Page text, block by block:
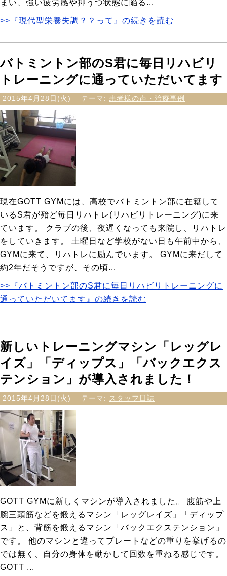
まい、強い疲労感や抑うつ状態に陥る...
>>『現代型栄養失調？？って』の続きを読む
バトミントン部のS君に毎日リハビリ
トレーニングに通っていただいてます
2015年4月28日(火) テーマ: 患者様の声・治療事例
現在GOTT GYMには、高校でバトミントン部に在籍して
いるS君が殆ど毎日リハトレ(リハビリトレーニング)に来
ています。 クラブの後、夜遅くなっても来院し、リハトレ
をしていきます。 土曜日など学校がない日も午前中から、
GYMに来て、リハトレに励んでいます。 GYMに来だして
約2年だそうですが、その頃...
>>『バトミントン部のS君に毎日リハビリトレーニングに
通っていただいてます』の続きを読む
新しいトレーニングマシン「レッグレ
イズ」「ディップス」「バックエクス
テンション」が導入されました！
2015年4月28日(火) テーマ: スタッフ日誌
GOTT GYMに新しくマシンが導入されました。 腹筋や上
腕三頭筋などを鍛えるマシン「レッグレイズ」「ディップ
ス」と、背筋を鍛えるマシン「バックエクステンション」
です。 他のマシンと違ってプレートなどの重りを挙げるの
では無く、自分の身体を動かして回数を重ねる感じです。
GOTT ...